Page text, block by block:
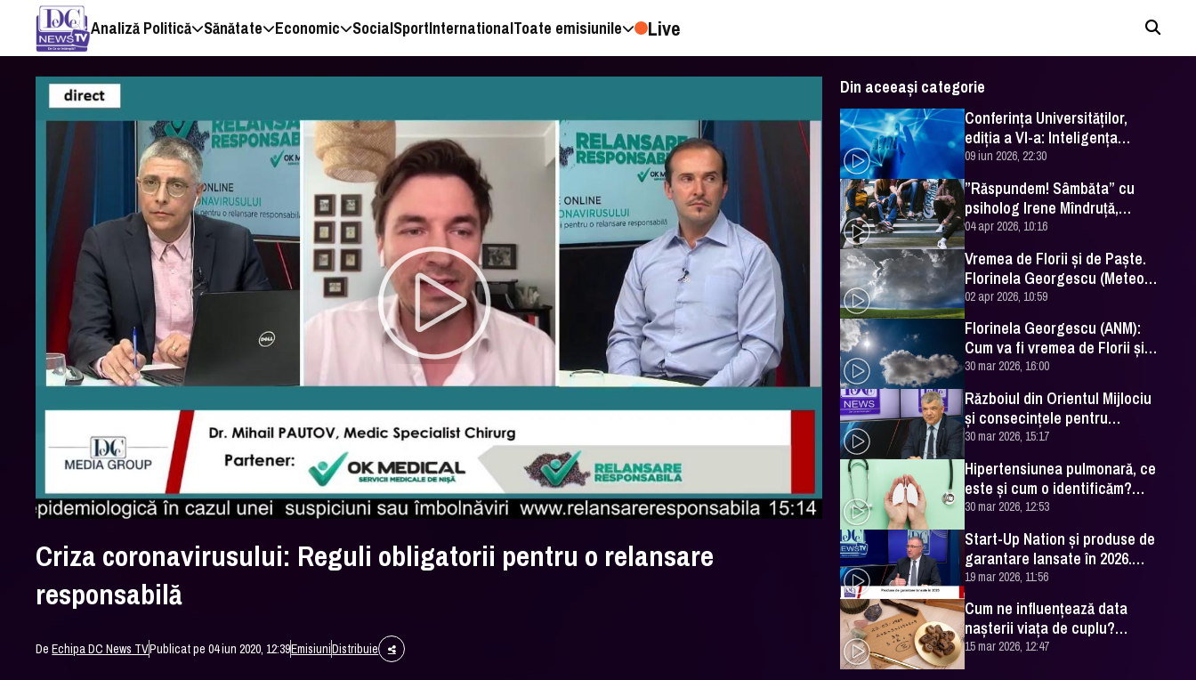
Analiză Politică Sănătate Economic SocialSportInternationalToate emisiunile Live
Criza coronavirusului: Reguli obligatorii pentru o relansare
responsabilă
DeEchipa DC News TVPublicat pe 04 iun 2020, 12:39EmisiuniDistribuie
Din aceeași categorie
Conferința Universităților,
ediția a VI-a: Inteligența
artificială în Educație- soluție
sau problemă?
09 iun 2026, 22:30
”Răspundem! Sâmbăta” cu
psiholog Irene Mîndruță,
despre adolescență
04 apr 2026, 10:16
Vremea de Florii și de Paște.
Florinela Georgescu (Meteo
România) a făcut prognoza
02 apr 2026, 10:59
Florinela Georgescu (ANM):
Cum va fi vremea de Florii și
de Paște 2026
30 mar 2026, 16:00
Războiul din Orientul Mijlociu
și consecințele pentru
România. Excelența Sa Ovidiu
Dranga, interviu
30 mar 2026, 15:17
Hipertensiunea pulmonară, ce
este și cum o identificăm?
Explicațiile unui medic
specialist
30 mar 2026, 12:53
Start-Up Nation și produse de
garantare lansate în 2026.
Cătălin Leonte (FNGCIMM), la
DC News
19 mar 2026, 11:56
Cum ne influențează data
nașterii viața de cuplu?
Numerologul Romeo Popescu
are explicațiile
15 mar 2026, 12:47